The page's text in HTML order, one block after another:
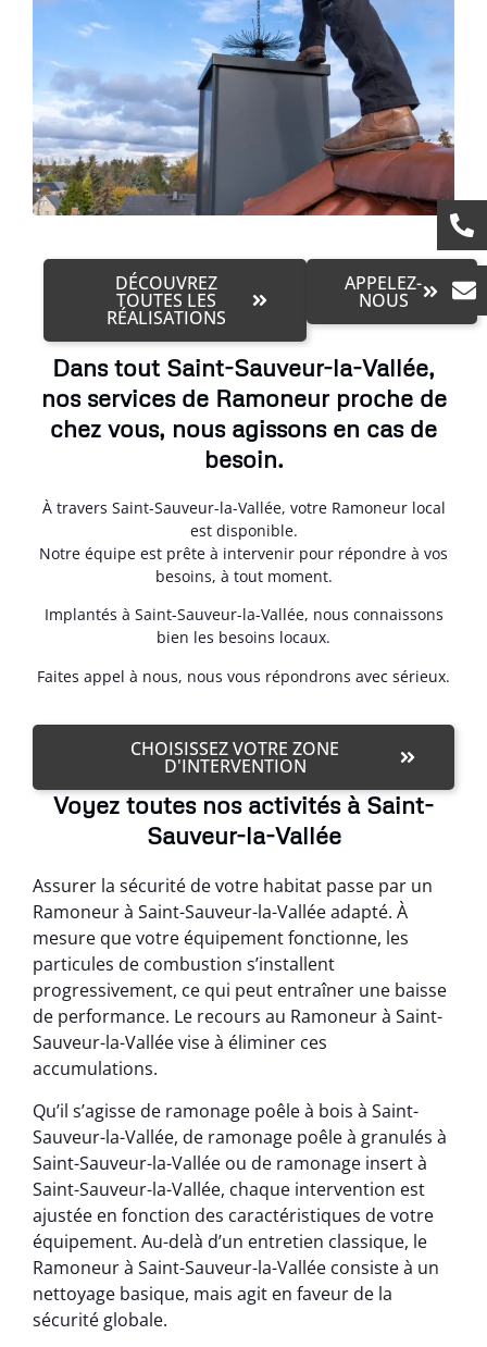
DÉCOUVREZ
TOUTES LES
RÉALISATIONS
APPELEZ-
NOUS
Dans tout Saint-Sauveur-la-Vallée,
nos services de Ramoneur proche de
chez vous, nous agissons en cas de
besoin.
À travers Saint-Sauveur-la-Vallée, votre Ramoneur local
est disponible.
Notre équipe est prête à intervenir pour répondre à vos
besoins, à tout moment.
Implantés à Saint-Sauveur-la-Vallée, nous connaissons
bien les besoins locaux.
Faites appel à nous, nous vous répondrons avec sérieux.
CHOISISSEZ VOTRE ZONE
D'INTERVENTION
Voyez toutes nos activités à Saint-
Sauveur-la-Vallée
Assurer la sécurité de votre habitat passe par un
Ramoneur à Saint-Sauveur-la-Vallée adapté. À
mesure que votre équipement fonctionne, les
particules de combustion s’installent
progressivement, ce qui peut entraîner une baisse
de performance. Le recours au Ramoneur à Saint-
Sauveur-la-Vallée vise à éliminer ces
accumulations.
Qu’il s’agisse de ramonage poêle à bois à Saint-
Sauveur-la-Vallée, de ramonage poêle à granulés à
Saint-Sauveur-la-Vallée ou de ramonage insert à
Saint-Sauveur-la-Vallée, chaque intervention est
ajustée en fonction des caractéristiques de votre
équipement. Au-delà d’un entretien classique, le
Ramoneur à Saint-Sauveur-la-Vallée consiste à un
nettoyage basique, mais agit en faveur de la
sécurité globale.